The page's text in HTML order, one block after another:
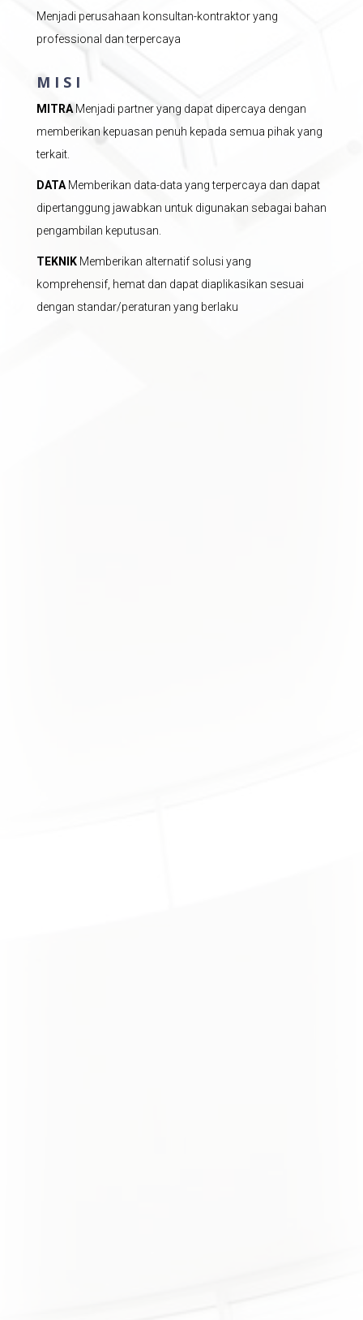
Menjadi perusahaan konsultan-kontraktor yang
professional dan terpercaya
MISI
MITRAMenjadi partner yang dapat dipercaya dengan
memberikan kepuasan penuh kepada semua pihak yang
terkait.
DATAMemberikan data-data yang terpercaya dan dapat
dipertanggung jawabkan untuk digunakan sebagai bahan
pengambilan keputusan.
TEKNIKMemberikan alternatif solusi yang
komprehensif, hemat dan dapat diaplikasikan sesuai
dengan standar/peraturan yang berlaku